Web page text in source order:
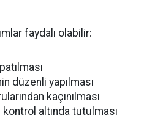
faydalı olabilir:
düzenli yapılması
kaçınılması
altında tutulması